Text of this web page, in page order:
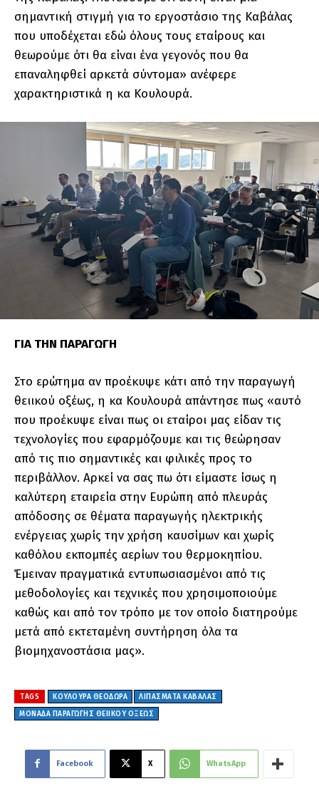
σημαντική στιγμή για το εργοστάσιο της Καβάλας
που υποδέχεται εδώ όλους τους εταίρους και
θεωρούμε ότι θα είναι ένα γεγονός που θα
επαναληφθεί αρκετά σύντομα» ανέφερε
χαρακτηριστικά η κα Κουλουρά.
ΓΙΑ ΤΗΝ ΠΑΡΑΓΩΓΗ
Στο ερώτημα αν προέκυψε κάτι από την παραγωγή
θειικού οξέως, η κα Κουλουρά απάντησε πως «αυτό
που προέκυψε είναι πως οι εταίροι μας είδαν τις
τεχνολογίες που εφαρμόζουμε και τις θεώρησαν
από τις πιο σημαντικές και φιλικές προς το
περιβάλλον. Αρκεί να σας πω ότι είμαστε ίσως η
καλύτερη εταιρεία στην Ευρώπη από πλευράς
απόδοσης σε θέματα παραγωγής ηλεκτρικής
ενέργειας χωρίς την χρήση καυσίμων και χωρίς
καθόλου εκπομπές αερίων του θερμοκηπίου.
Έμειναν πραγματικά εντυπωσιασμένοι από τις
μεθοδολογίες και τεχνικές που χρησιμοποιούμε
καθώς και από τον τρόπο με τον οποίο διατηρούμε
μετά από εκτεταμένη συντήρηση όλα τα
βιομηχανοστάσια μας».
TAGS ΚΟΥΛΟΥΡΑ ΘΕΟΔΩΡΑ
ΛΙΠΑΣΜΑΤΑ ΚΑΒΑΛΑΣ
ΜΟΝΆΔΑ ΠΑΡΑΓΩΓΉΣ ΘΕΙΙΚΟΎ ΟΞΈΩΣ
Facebook X WhatsApp